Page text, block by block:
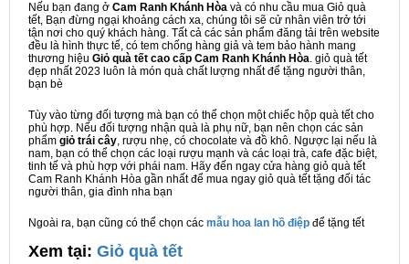
Nếu bạn đang ở Cam Ranh Khánh Hòa và có nhu cầu mua Giỏ quà
tết, Bạn đừng ngại khoảng cách xa, chúng tôi sẽ cử nhân viên trở tới
tận nơi cho quý khách hàng. Tất cả các sản phẩm đăng tải trên website
đều là hình thực tế, có tem chống hàng giả và tem bảo hành mang
thương hiệu Giỏ quà tết cao cấp Cam Ranh Khánh Hòa. giỏ quà tết
đẹp nhất 2023 luôn là món quà chất lượng nhất để tặng người thân,
bạn bè
Tùy vào từng đối tượng mà bạn có thể chọn một chiếc hộp quà tết cho
phù hợp. Nếu đối tượng nhận quà là phụ nữ, bạn nên chọn các sản
phẩm giỏ trái cây, rượu nhẹ, có chocolate và đồ khô. Ngược lại nếu là
nam, bạn có thể chọn các loại rượu mạnh và các loại trà, cafe đặc biệt,
tinh tế và phù hợp với phái nam. Hãy đến ngay cửa hàng giỏ quà tết
Cam Ranh Khánh Hòa gần nhất để mua ngay giỏ quà tết tặng đối tác
người thân, gia đình nha bạn
Ngoài ra, bạn cũng có thể chọn các mẫu hoa lan hồ điệp để tặng tết
Xem tại: Giỏ quà tết